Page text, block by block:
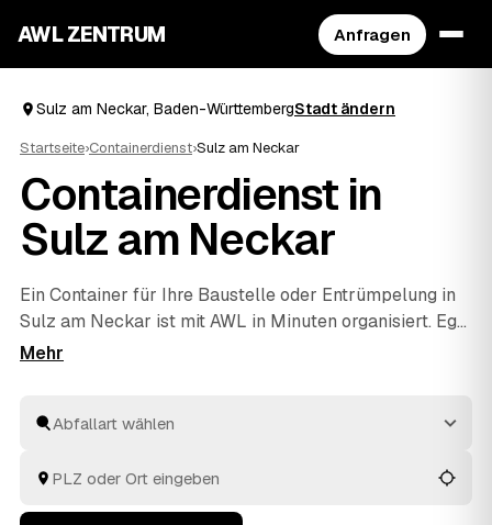
AWL ZENTRUM Anfragen
Sulz am Neckar, Baden-WürttembergStadt ändern
Startseite›Containerdienst›Sulz am Neckar
Containerdienst in
Sulz am Neckar
Ein Container für Ihre Baustelle oder Entrümpelung in
Sulz am Neckar ist mit AWL in Minuten organisiert. Egal
ob Bauschutt, Grünschnitt, Sperrmüll oder Mischabfall
vergleichen. Geliefert und wieder abgeholt wird vom
Ein Schritt, mehrere geprüfte Angebote, Ihre